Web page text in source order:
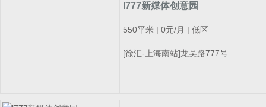
l777新媒体创意园
550平米 | 0元/月 | 低区
[徐汇-上海南站]龙吴路777号